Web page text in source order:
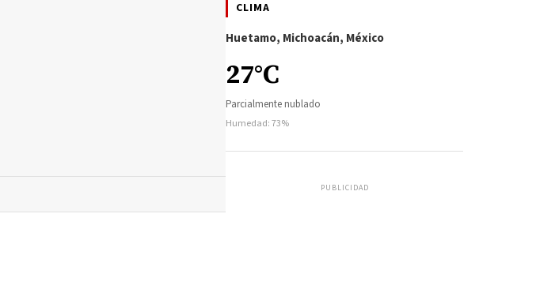
CLIMA
Huetamo, Michoacán, México
27°C
Parcialmente nublado
Humedad: 73%
PUBLICIDAD